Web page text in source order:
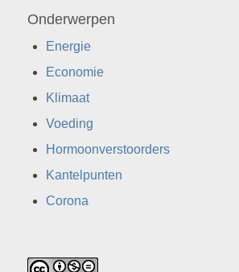
Onderwerpen
Energie
Economie
Klimaat
Voeding
Hormoonverstoorders
Kantelpunten
Corona